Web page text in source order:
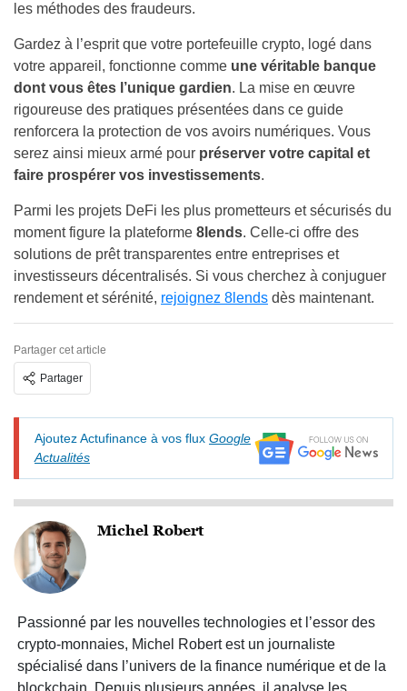
les méthodes des fraudeurs.
Gardez à l’esprit que votre portefeuille crypto, logé dans
votre appareil, fonctionne comme une véritable banque
dont vous êtes l’unique gardien. La mise en œuvre
rigoureuse des pratiques présentées dans ce guide
renforcera la protection de vos avoirs numériques. Vous
serez ainsi mieux armé pour préserver votre capital et
faire prospérer vos investissements.
Parmi les projets DeFi les plus prometteurs et sécurisés du
moment figure la plateforme 8lends. Celle-ci offre des
solutions de prêt transparentes entre entreprises et
investisseurs décentralisés. Si vous cherchez à conjuguer
rendement et sérénité, rejoignez 8lends dès maintenant.
Partager cet article
Partager
Ajoutez Actufinance à vos flux Google
Actualités
Michel Robert
Passionné par les nouvelles technologies et l’essor des
crypto-monnaies, Michel Robert est un journaliste
spécialisé dans l’univers de la finance numérique et de la
blockchain. Depuis plusieurs années, il analyse les